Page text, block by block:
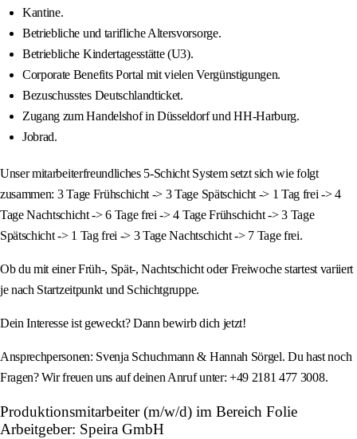
Kantine.
Betriebliche und tarifliche Altersvorsorge.
Betriebliche Kindertagesstätte (U3).
Corporate Benefits Portal mit vielen Vergünstigungen.
Bezuschusstes Deutschlandticket.
Zugang zum Handelshof in Düsseldorf und HH-Harburg.
Jobrad.
Unser mitarbeiterfreundliches 5-Schicht System setzt sich wie folgt
zusammen: 3 Tage Frühschicht -> 3 Tage Spätschicht -> 1 Tag frei -> 4
Tage Nachtschicht -> 6 Tage frei -> 4 Tage Frühschicht -> 3 Tage
Spätschicht -> 1 Tag frei -> 3 Tage Nachtschicht -> 7 Tage frei.
Ob du mit einer Früh-, Spät-, Nachtschicht oder Freiwoche startest variiert
je nach Startzeitpunkt und Schichtgruppe.
Dein Interesse ist geweckt? Dann bewirb dich jetzt!
Ansprechpersonen: Svenja Schuchmann & Hannah Sörgel. Du hast noch
Fragen? Wir freuen uns auf deinen Anruf unter: +49 2181 477 3008.
Produktionsmitarbeiter (m/w/d) im Bereich Folie
Arbeitgeber: Speira GmbH